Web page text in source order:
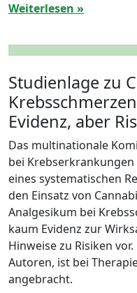
Weiterlesen »
Studienlage zu
Evidenz, aber
Das multinationale
bei Krebserkrankungen
eines systematischen
den Einsatz von
Analgesikum bei
kaum Evidenz zur
Hinweise zu Risiken
Autoren, ist bei
angebracht.